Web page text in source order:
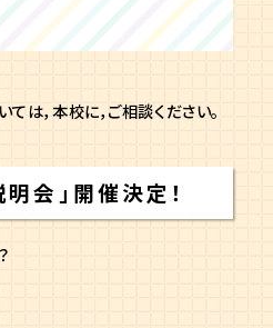
は，本校に，ご相談ください。
会」開催決定！